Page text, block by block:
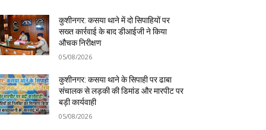
कुशीनगर: कसया थाने में दो सिपाहियों पर
सख्त कार्रवाई के बाद डीआईजी ने किया
औचक निरीक्षण
05/08/2026
कुशीनगर: कसया थाने के सिपाही पर ढाबा
संचालक से लड़की की डिमांड और मारपीट पर
बड़ी कार्यवाही
05/08/2026